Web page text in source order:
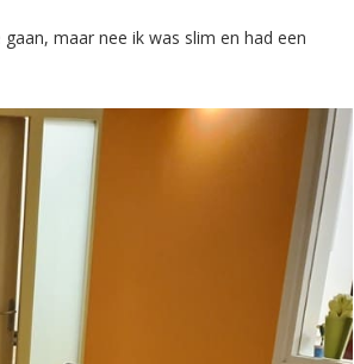
maar nee ik was slim en had een